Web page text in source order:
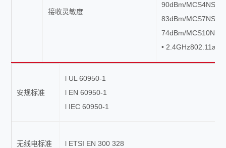
接收灵敏度
90dBm/
83dBm/
74dBm/
•
安规标准
l UL 60950-1
l EN 60950-1
l IEC 60950-1
无线电标准 l ETSI EN 300 328